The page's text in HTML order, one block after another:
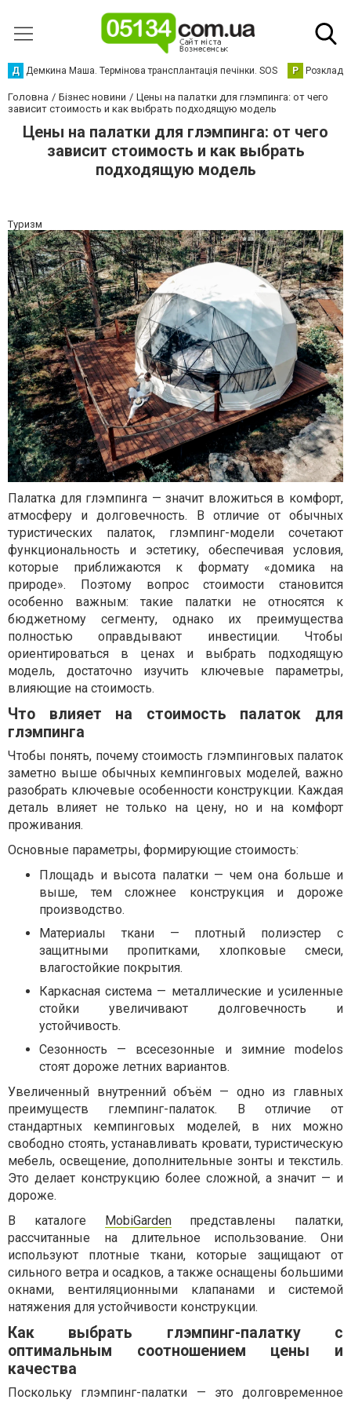
Д Демкина Маша. Термінова трансплантація печінки. SOS Р Розклад
Головна Бізнес новини
Цены на палатки для глэмпинга: от чего
зависит стоимость и как выбрать подходящую модель
Цены на палатки для глэмпинга: от чего
зависит стоимость и как выбрать
подходящую модель
Туризм
Палатка для глэмпинга — значит вложиться в комфорт,
атмосферу и долговечность. В отличие от обычных
туристических палаток, глэмпинг-модели сочетают
функциональность и эстетику, обеспечивая условия,
которые приближаются к формату «домика на
природе». Поэтому вопрос стоимости становится
особенно важным: такие палатки не относятся к
бюджетному сегменту, однако их преимущества
полностью оправдывают инвестиции. Чтобы
ориентироваться в ценах и выбрать подходящую
модель, достаточно изучить ключевые параметры,
влияющие на стоимость.
Что влияет на стоимость палаток для
глэмпинга
Чтобы понять, почему стоимость глэмпинговых палаток
заметно выше обычных кемпинговых моделей, важно
разобрать ключевые особенности конструкции. Каждая
деталь влияет не только на цену, но и на комфорт
проживания.
Основные параметры, формирующие стоимость:
Площадь и высота палатки — чем она больше и
выше, тем сложнее конструкция и дороже
производство.
Материалы ткани — плотный полиэстер с
защитными пропитками, хлопковые смеси,
влагостойкие покрытия.
Каркасная система — металлические и усиленные
стойки увеличивают долговечность и
устойчивость.
Сезонность — всесезонные и зимние modelos
стоят дороже летних вариантов.
Увеличенный внутренний объём — одно из главных
преимуществ глемпинг-палаток. В отличие от
стандартных кемпинговых моделей, в них можно
свободно стоять, устанавливать кровати, туристическую
мебель, освещение, дополнительные зонты и текстиль.
Это делает конструкцию более сложной, а значит — и
дороже.
В каталоге MobiGardenпредставлены палатки,
рассчитанные на длительное использование. Они
используют плотные ткани, которые защищают от
сильного ветра и осадков, а также оснащены большими
окнами, вентиляционными клапанами и системой
натяжения для устойчивости конструкции.
Как выбрать глэмпинг-палатку с
оптимальным соотношением цены и
качества
Поскольку глэмпинг-палатки — это долговременное